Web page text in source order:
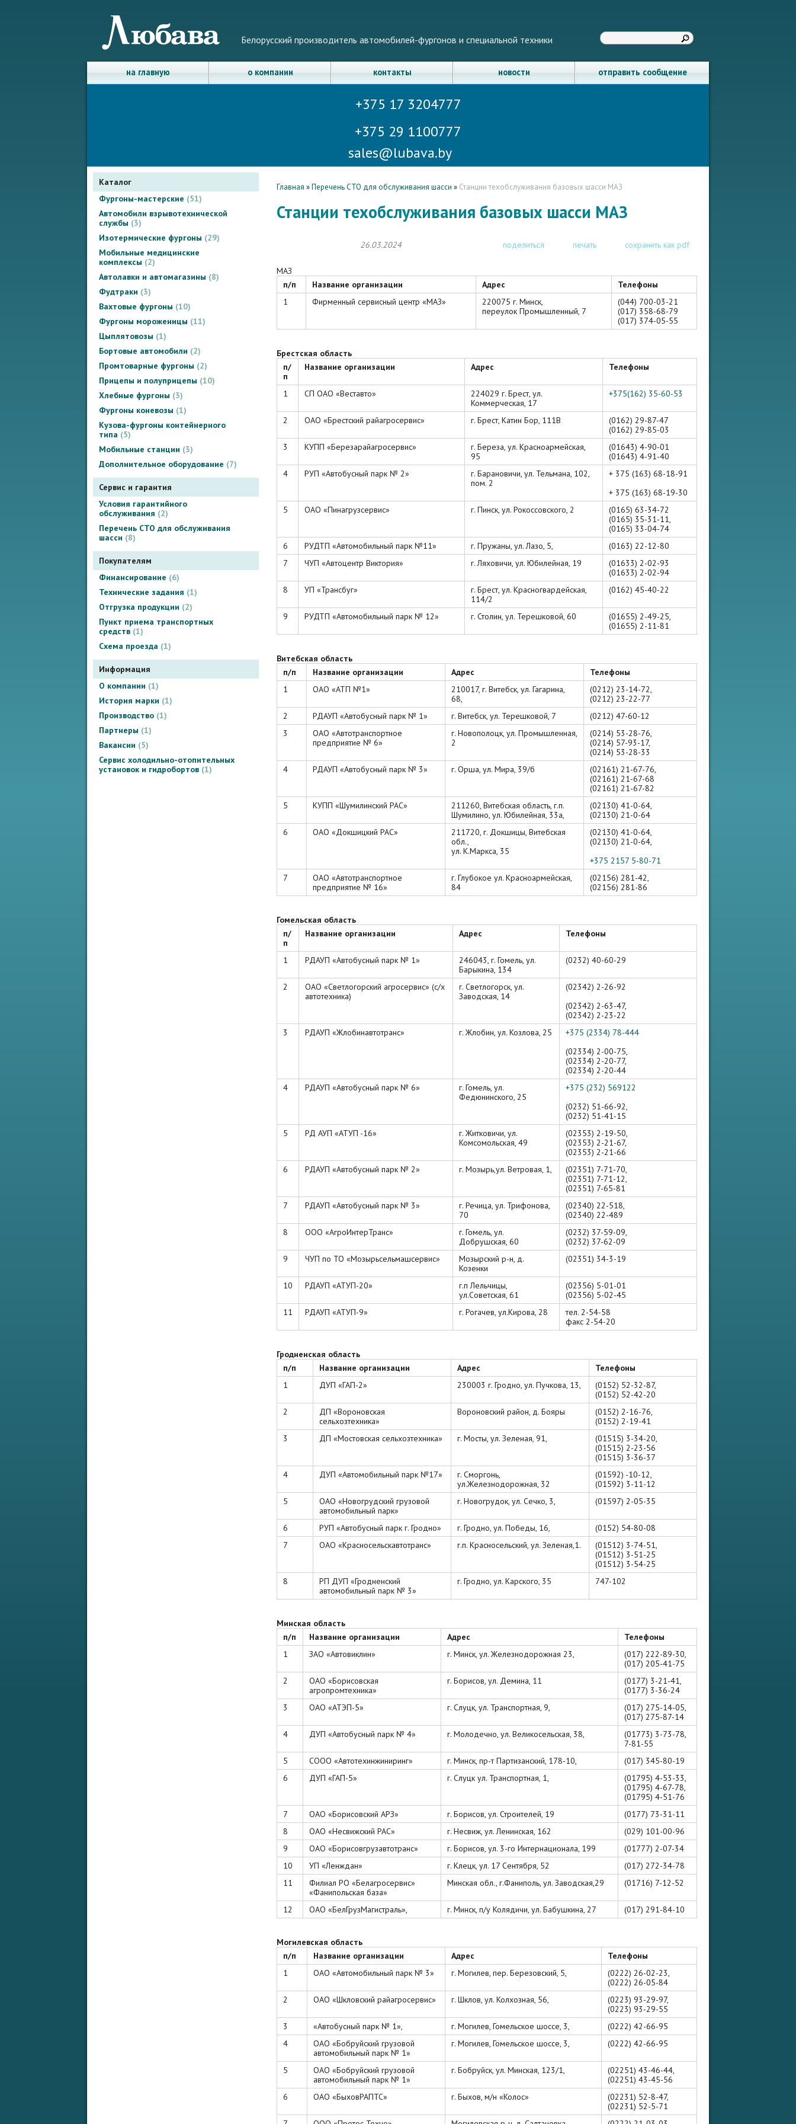
Белорусский производитель автомобилей-фургонов и специальной техники
на главную о компании контакты новости отправить сообщение
+375 17 3204777
+375 29 1100777
sales@lubava.by
Каталог
Фургоны-мастерские
51
Автомобили взрывотехнической
службы
3
Изотермические фургоны
29
Мобильные медицинские
комплексы
2
Автолавки и автомагазины
8
Фудтраки
3
Вахтовые фургоны 10
Фургоны мороженицы 11
Цыплятовозы 1
Бортовые автомобили
2
Промтоварные фургоны
2
Прицепы и полуприцепы 10
Хлебные фургоны
3
Фургоны коневозы 1
Кузова-фургоны контейнерного
типа
5
Мобильные станции
3
Дополнительное оборудование
7
Сервис и гарантия
Условия гарантийного
обслуживания
2
Перечень СТО для обслуживания
шасси
8
Покупателям
Финансирование
6
Технические задания 1
Отгрузка продукции
2
Пункт приема транспортных
средств 1
Схема проезда 1
Информация
О компании 1
История марки 1
Производство 1
Партнеры 1
Вакансии
5
Сервис холодильно-отопительных
установок и гидробортов 1
Главная »Перечень СТО для обслуживания шасси » Станции техобслуживания базовых шасси МАЗ
Станции техобслуживания базовых шасси МАЗ
26.03.2024 поделиться печать сохранить как pdf
МАЗ
п/п
Название организации Адрес
Телефоны
1
Фирменный сервисный центр «МАЗ»
220075 г. Минск,
переулок Промышленный, 7
(044) 700-03-21
(017) 358-68-79
(017) 374-05-55
Брестская область
п/
п
Название организации Адрес Телефоны
1 СП ОАО «Веставто»
224029 г. Брест, ул.
Коммерческая, 17
+375(162) 35-60-53
2 ОАО «Брестский райагросервис» г. Брест, Катин Бор, 111В
(0162) 29-87-47
(0162) 29-85-03
3
КУПП «Березарайагросервис»
г. Береза, ул. Красноармейская,
95
(01643) 4-90-01
(01643) 4-91-40
4
РУП «Автобусный парк № 2»
г. Барановичи, ул. Тельмана, 102,
пом. 2
+ 375 (163) 68-18-91
+ 375 (163) 68-19-30
5
ОАО «Пинагрузсервис» г. Пинск, ул. Рокоссовского, 2
(0165) 63-34-72
(0165) 35-31-11,
(0165) 33-04-74
6
РУДТП «Автомобильный парк №11» г. Пружаны, ул. Лазо, 5,
(0163) 22-12-80
7
ЧУП «Автоцентр Виктория» г. Ляховичи, ул. Юбилейная, 19
(01633) 2-02-93
(01633) 2-02-94
8
УП «Трансбуг»
г. Брест, ул. Красногвардейская,
114/2
(0162) 45-40-22
9 РУДТП «Автомобильный парк № 12» г. Столин, ул. Терешковой, 60
(01655) 2-49-25,
(01655) 2-11-81
Витебская область
п/п
Название организации Адрес
Телефоны
1
ОАО «АТП №1»
210017, г. Витебск, ул. Гагарина,
68,
(0212) 23-14-72,
(0212) 23-22-77
2
РДАУП «Автобусный парк № 1» г. Витебск, ул. Терешковой, 7
(0212) 47-60-12
3
ОАО «Автотранспортное
предприятие № 6»
г. Новополоцк, ул. Промышленная,
2
(0214) 53-28-76,
(0214) 57-93-17,
(0214) 53-28-33
4
РДАУП «Автобусный парк № 3» г. Орша, ул. Мира, 39/б
(02161) 21-67-76,
(02161) 21-67-68
(02161) 21-67-82
5
КУПП «Шумилинский РАС»
211260, Витебская область, г.п.
Шумилино, ул. Юбилейная, 33а,
(02130) 41-0-64,
(02130) 21-0-64
6
ОАО «Докшицкий РАС»
211720, г. Докшицы, Витебская
обл.,
ул. К.Маркса, 35
(02130) 41-0-64,
(02130) 21-0-64,
+375 2157 5-80-71
7
ОАО «Автотранспортное
предприятие № 16»
г. Глубокое ул. Красноармейская,
84
(02156) 281-42,
(02156) 281-86
Гомельская область
п/
п
Название организации Адрес Телефоны
1 РДАУП «Автобусный парк № 1»
246043, г. Гомель, ул.
Барыкина, 134
(0232) 40-60-29
2
ОАО «Светлогорский агросервис» (с/х
автотехника)
г. Светлогорск, ул.
Заводская, 14
(02342) 2-26-92
(02342) 2-63-47,
(02342) 2-23-22
3
РДАУП «Жлобинавтотранс» г. Жлобин, ул. Козлова, 25
+375 (2334) 78-444
(02334) 2-00-75,
(02334) 2-20-77,
(02334) 2-20-44
4
РДАУП «Автобусный парк № 6»
г. Гомель, ул.
Федюнинского, 25
+375 (232) 569122
(0232) 51-66-92,
(0232) 51-41-15
5
РД АУП «АТУП -16»
г. Житковичи, ул.
Комсомольская, 49
(02353) 2-19-50,
(02353) 2-21-67,
(02353) 2-21-66
6
РДАУП «Автобусный парк № 2» г. Мозырь,ул. Ветровая, 1,
(02351) 7-71-70,
(02351) 7-71-12,
(02351) 7-65-81
7
РДАУП «Автобусный парк № 3»
г. Речица, ул. Трифонова,
70
(02340) 22-518,
(02340) 22-489
8
ООО «АгроИнтерТранс»
г. Гомель, ул.
Добрушская, 60
(0232) 37-59-09,
(0232) 37-62-09
9
ЧУП по ТО «Мозырьсельмашсервис»
Мозырский р-н, д.
Козенки
(02351) 34-3-19
10 РДАУП «АТУП-20»
г.п Лельчицы,
ул.Советская, 61
(02356) 5-01-01
(02356) 5-02-45
11
РДАУП «АТУП-9» г. Рогачев, ул.Кирова, 28
тел. 2-54-58
факс 2-54-20
Гродненская область
п/п
Название организации Адрес
Телефоны
1
ДУП «ГАП-2» 230003 г. Гродно, ул. Пучкова, 13,
(0152) 52-32-87,
(0152) 52-42-20
2
ДП «Вороновская
сельхозтехника»
Вороновский район, д. Бояры
(0152) 2-16-76,
(0152) 2-19-41
3
ДП «Мостовская сельхозтехника» г. Мосты, ул. Зеленая, 91,
(01515) 3-34-20,
(01515) 2-23-56
(01515) 3-36-37
4
ДУП «Автомобильный парк №17»
г. Сморгонь,
ул.Железнодорожная, 32
(01592) -10-12,
(01592) 3-11-12
5
ОАО «Новогрудский грузовой
автомобильный парк»
г. Новогрудок, ул. Сечко, 3, (01597) 2-05-35
6 РУП «Автобусный парк г. Гродно» г. Гродно, ул. Победы, 16,
(0152) 54-80-08
7
ОАО «Красносельскавтотранс» г.п. Красносельский, ул. Зеленая,1.
(01512) 3-74-51,
(01512) 3-51-25
(01512) 3-54-25
8
РП ДУП «Гродненский
автомобильный парк № 3»
г. Гродно, ул. Карского, 35 747-102
Минская область
п/п
Название организации Адрес
Телефоны
1
ЗАО «Автовиклин» г. Минск, ул. Железнодорожная 23,
(017) 222-89-30,
(017) 205-41-75
2
ОАО «Борисовская
агропромтехника»
г. Борисов, ул. Демина, 11
(0177) 3-21-41,
(0177) 3-36-24
3
ОАО «АТЭП-5» г. Слуцк, ул. Транспортная, 9,
(017) 275-14-05,
(017) 275-87-14
4
ДУП «Автобусный парк № 4» г. Молодечно, ул. Великосельская, 38,
(01773) 3-73-78,
7-81-55
5
СООО «Автотехинжиниринг» г. Минск, пр-т Партизанский, 178-10,
(017) 345-80-19
6
ДУП «ГАП-5» г. Слуцк ул. Транспортная, 1,
(01795) 4-53-33,
(01795) 4-67-78,
(01795) 4-51-76
7
ОАО «Борисовский АРЗ» г. Борисов, ул. Строителей, 19
(0177) 73-31-11
8
ОАО «Несвижский РАС» г. Несвиж, ул. Ленинская, 162
(029) 101-00-96
9
ОАО «Борисовгрузавтотранс» г. Борисов, ул. 3-го Интернационала, 199
(01777) 2-07-34
10
УП «Ленждан» г. Клецк, ул. 17 Сентября, 52
(017) 272-34-78
11
Филиал РО «Белагросервис»
«Фанипольская база»
Минская обл., г.Фаниполь, ул. Заводская,29 (01716) 7-12-52
12 ОАО «БелГрузМагистраль», г. Минск, п/у Колядичи, ул. Бабушкина, 27 (017) 291-84-10
Могилевская область
п/п
Название организации Адрес
Телефоны
1
ОАО «Автомобильный парк № 3» г. Могилев, пер. Березовский, 5,
(0222) 26-02-23,
(0222) 26-05-84
2
ОАО «Шкловский райагросервис» г. Шклов, ул. Колхозная, 56,
(0223) 93-29-97,
(0223) 93-29-55
3
«Автобусный парк № 1», г. Могилев, Гомельское шоссе, 3,
(0222) 42-66-95
4
ОАО «Бобруйский грузовой
автомобильный парк № 1»
г. Могилев, Гомельское шоссе, 3, (0222) 42-66-95
5
ОАО «Бобруйский грузовой
автомобильный парк № 1»
г. Бобруйск, ул. Минская, 123/1,
(02251) 43-46-44,
(02251) 43-45-56
6
ОАО «БыховРАПТС» г. Быхов, м/н «Колос»
(02231) 52-8-47,
(02231) 52-5-71